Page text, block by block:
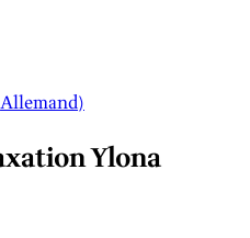
Allemand)
Ylona